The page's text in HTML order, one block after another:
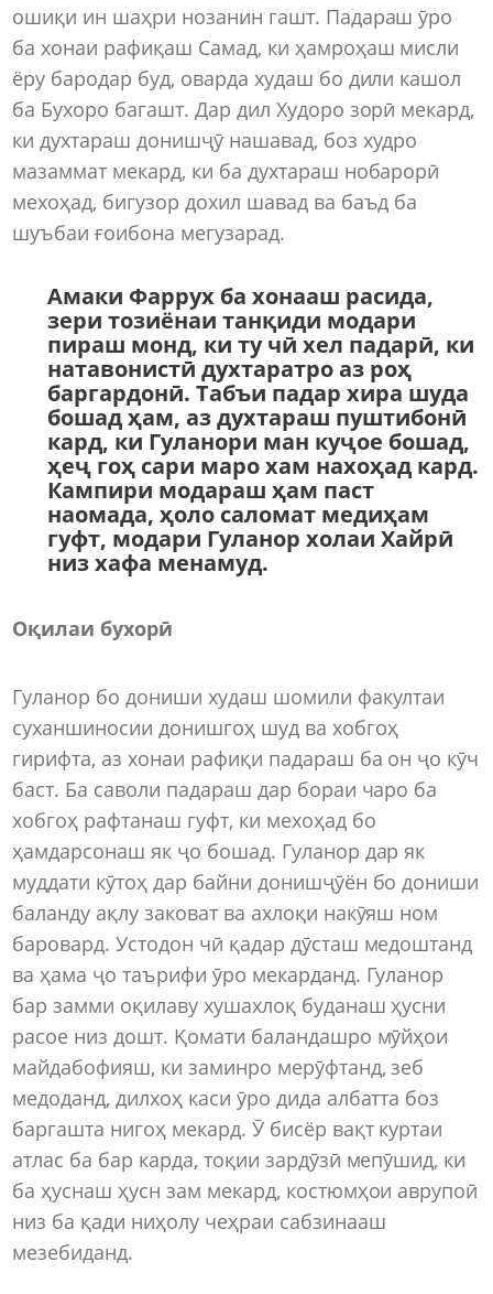
ошиқи ин шаҳри нозанин гашт. Падараш ӯро
ба хонаи рафиқаш Самад, ки ҳамроҳаш мисли
ёру бародар буд, оварда худаш бо дили кашол
ба Бухоро багашт. Дар дил Худоро зорӣ мекард,
ки духтараш донишҷӯ нашавад, боз худро
мазаммат мекард, ки ба духтараш нобарорӣ
мехоҳад, бигузор дохил шавад ва баъд ба
шуъбаи ғоибона мегузарад.
Амаки Фаррух ба хонааш расида,
зери тозиёнаи танқиди модари
пираш монд, ки ту чӣ хел падарӣ, ки
натавонистӣ духтаратро аз роҳ
баргардонӣ. Табъи падар хира шуда
бошад ҳам, аз духтараш пуштибонӣ
кард, ки Гуланори ман куҷое бошад,
ҳеҷ гоҳ сари маро хам нахоҳад кард.
Кампири модараш ҳам паст
наомада, ҳоло саломат медиҳам
гуфт, модари Гуланор холаи Хайрӣ
низ хафа менамуд.
Оқилаи бухорӣ
Гуланор бо дониши худаш шомили факултаи
суханшиносии донишгоҳ шуд ва хобгоҳ
гирифта, аз хонаи рафиқи падараш ба он ҷо кӯч
баст. Ба саволи падараш дар бораи чаро ба
хобгоҳ рафтанаш гуфт, ки мехоҳад бо
ҳамдарсонаш як ҷо бошад. Гуланор дар як
муддати кӯтоҳ дар байни донишҷӯён бо дониши
баланду ақлу заковат ва ахлоқи накӯяш ном
баровард. Устодон чӣ қадар дӯсташ медоштанд
ва ҳама ҷо таърифи ӯро мекарданд. Гуланор
бар замми оқилаву хушахлоқ буданаш ҳусни
расое низ дошт. Қомати баландашро мӯйҳои
майдабофияш, ки заминро мерӯфтанд, зеб
медоданд, дилхоҳ каси ӯро дида албатта боз
баргашта нигоҳ мекард. Ӯ бисёр вақт куртаи
атлас ба бар карда, тоқии зардӯзӣ мепӯшид, ки
ба ҳуснаш ҳусн зам мекард, костюмҳои аврупоӣ
низ ба қади ниҳолу чеҳраи сабзинааш
мезебиданд.